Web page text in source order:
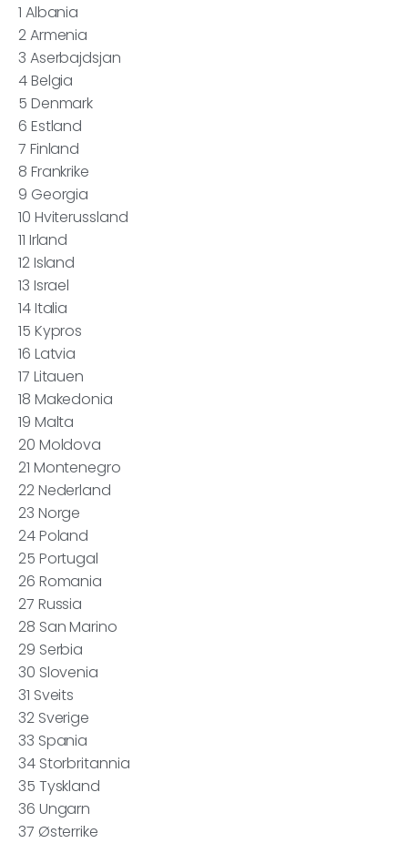
1 Albania
2 Armenia
3 Aserbajdsjan
4 Belgia
5 Denmark
6 Estland
7 Finland
8 Frankrike
9 Georgia
10 Hviterussland
11 Irland
12 Island
13 Israel
14 Italia
15 Kypros
16 Latvia
17 Litauen
18 Makedonia
19 Malta
20 Moldova
21 Montenegro
22 Nederland
23 Norge
24 Poland
25 Portugal
26 Romania
27 Russia
28 San Marino
29 Serbia
30 Slovenia
31 Sveits
32 Sverige
33 Spania
34 Storbritannia
35 Tyskland
36 Ungarn
37 Østerrike